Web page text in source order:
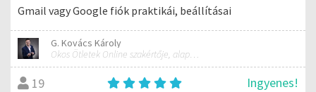
Gmail vagy Google fiók praktikái, beállításai
G. Kovács Károly
Okos Ötletek Online szakértője, alapítója
19 Ingyenes!